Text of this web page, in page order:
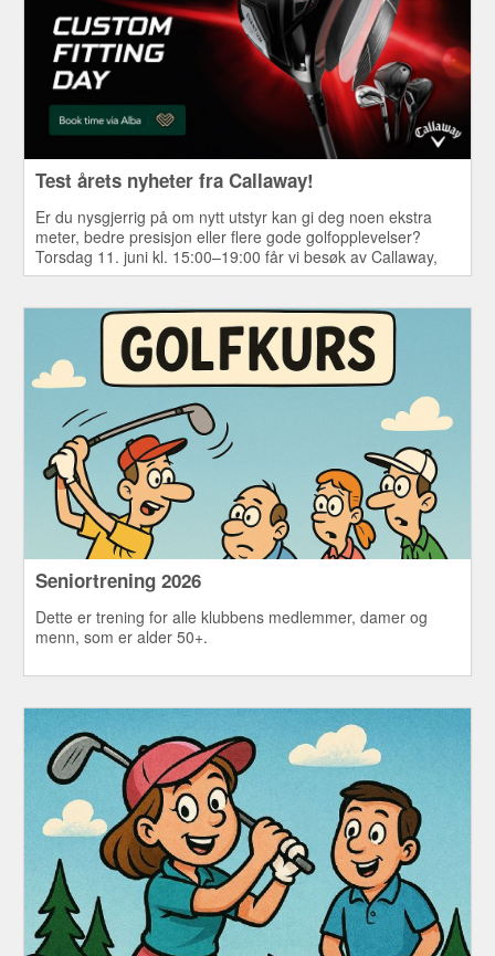
Test årets nyheter fra Callaway!
Er du nysgjerrig på om nytt utstyr kan gi deg noen ekstra
meter, bedre presisjon eller flere gode golfopplevelser?
Torsdag 11. juni kl. 15:00–19:00 får vi besøk av Callaway,
som tar med seg hele årets sortiment av drivere,
Golfklubb.
Seniortrening 2026
Dette er trening for alle klubbens medlemmer, damer og
menn, som er alder 50+.